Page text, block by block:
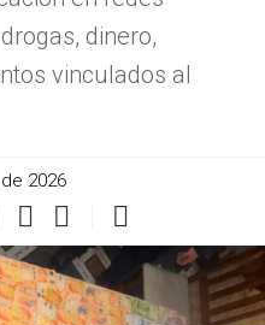
dinero,
vinculados al
2026